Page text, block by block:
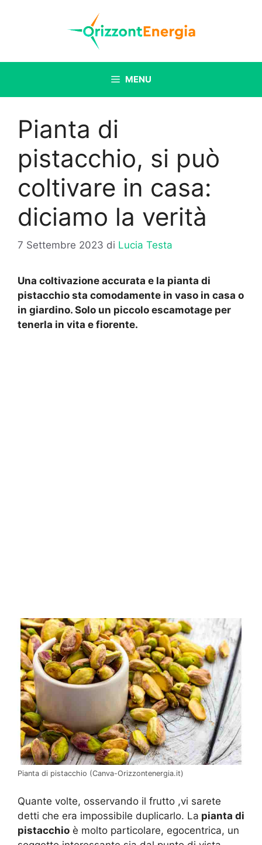
MENU
Pianta di
pistacchio, si può
coltivare in casa:
diciamo la verità
7 Settembre 2023 di Lucia Testa
Una coltivazione accurata e la pianta di
pistacchio sta comodamente in vaso in casa o
in giardino. Solo un piccolo escamotage per
tenerla in vita e fiorente.
Pianta di pistacchio (Canva-Orizzontenergia.it)
Quante volte, osservando il frutto ,vi sarete
detti che era impossibile duplicarlo. La pianta di
pistacchio è molto particolare, egocentrica, un